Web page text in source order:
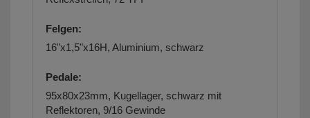
Felgen:
16"x1,5"x16H, Aluminium, schwarz
Pedale:
95x80x23mm, Kugellager, schwarz mit
Reflektoren, 9/16 Gewinde